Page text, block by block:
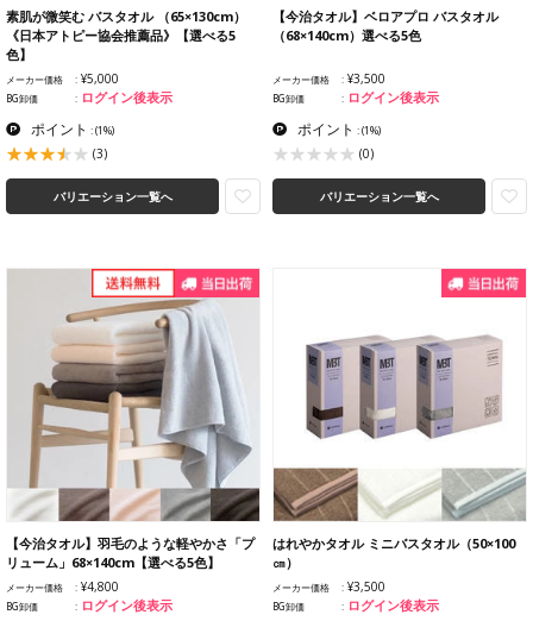
素肌が微笑む バスタオル （65×130cm）
《日本アトピー協会推薦品》【選べる5
色】
メーカー価格 ¥5,000
BG卸価 ログイン後表示
ポイント :(1%)
(3)
バリエーション一覧へ
【今治タオル】ベロアプロ バスタオル
（68×140cm）選べる5色
メーカー価格 ¥3,500
BG卸価 ログイン後表示
ポイント :(1%)
(0)
バリエーション一覧へ
【今治タオル】羽毛のような軽やかさ「プ
リューム」68×140cm【選べる5色】
メーカー価格 ¥4,800
BG卸価 ログイン後表示
はれやかタオル ミニバスタオル（50×100
㎝）
メーカー価格 ¥3,500
BG卸価 ログイン後表示